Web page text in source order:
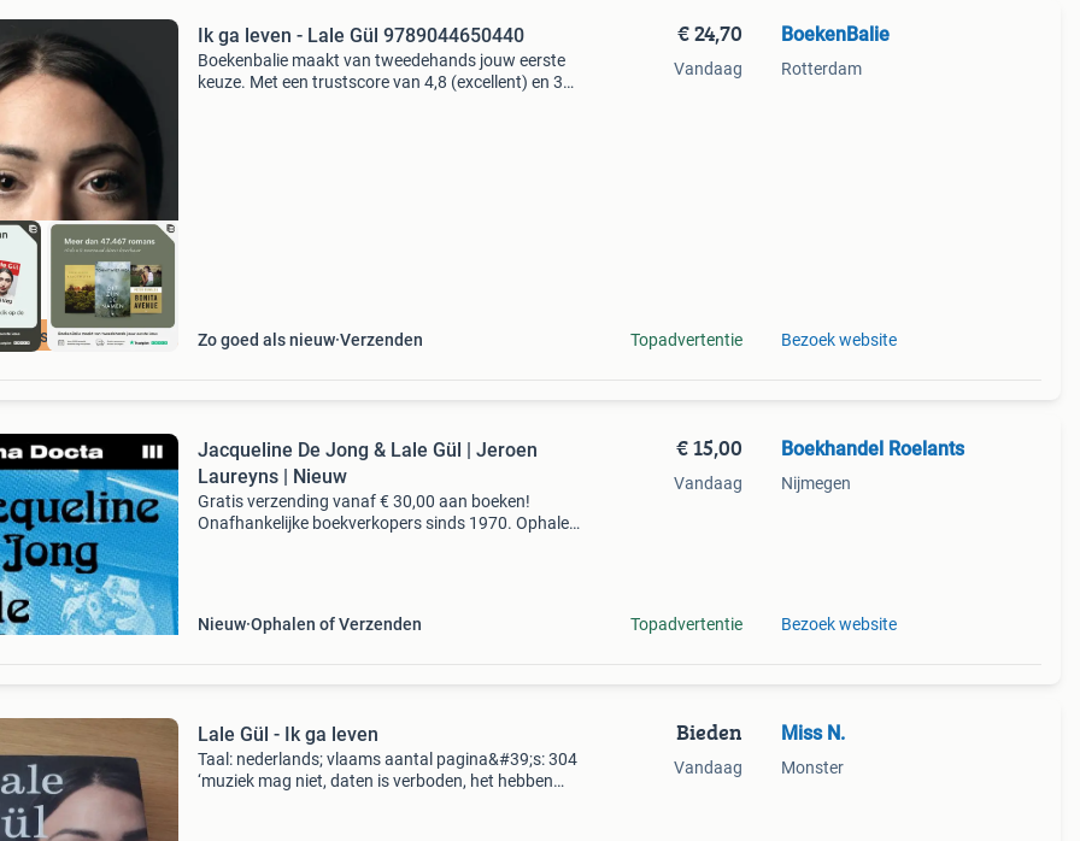
prijs
Ik ga leven - Lale Gül 9789044650440
Boekenbalie maakt van tweedehands jouw eerste
keuze. Met een trustscore van 4,8 (excellent) en 30
Zo goed als nieuw Verzenden
€ 24,70
Vandaag
Topadvertentie
BoekenBalie
Rotterdam
Bezoek website
Jacqueline De Jong & Lale Gül | Jeroen
Laureyns | Nieuw
Gratis verzending vanaf € 30,00 aan boeken!
Onafhankelijke boekverkopers sinds 1970. Ophalen
Nieuw Ophalen of Verzenden
€ 15,00
Vandaag
Topadvertentie
Boekhandel Roelants
Nijmegen
Bezoek website
Lale Gül - Ik ga leven
Taal: nederlands; vlaams aantal pagina&#39;s: 304
‘muziek mag niet, daten is verboden, het hebben
Bieden
Vandaag
Miss N.
Monster